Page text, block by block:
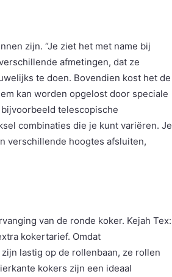
zijn. “Je ziet het met name bij
afmetingen, dat ze
te doen. Bovendien kost het de
kan worden opgelost door speciale
telescopische
combinaties die je kunt variëren. Je
verschillende hoogtes afsluiten,
van de ronde koker. Kejah Tex:
kokertarief. Omdat
lastig op de rollenbaan, ze rollen
kokers zijn een ideaal